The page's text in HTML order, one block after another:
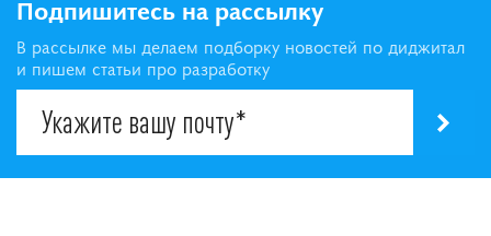
Подпишитесь на рассылку
В рассылке мы делаем подборку новостей по диджитал
и пишем статьи про разработку